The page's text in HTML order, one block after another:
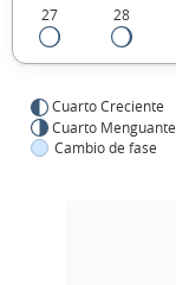
27 28
Cuarto Creciente
Cuarto Menguante
Cambio de fase